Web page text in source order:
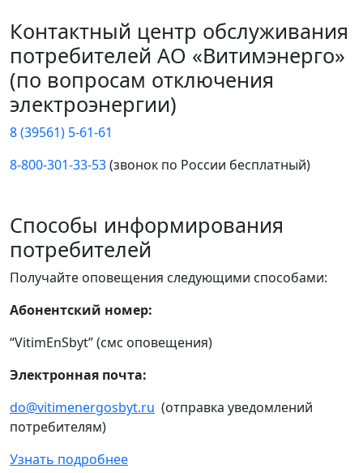
Контактный центр обслуживания
потребителей АО «Витимэнерго»
(по вопросам отключения
электроэнергии)
8 (39561) 5-61-61
8-800-301-33-53(звонок по России бесплатный)
Способы информирования
потребителей
Получайте оповещения следующими способами:
Абонентский номер:
“VitimEnSbyt” (смс оповещения)
Электронная почта:
do@vitimenergosbyt.ru (отправка уведомлений
потребителям)
Узнать подробнее